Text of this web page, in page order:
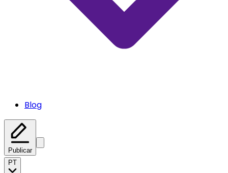
Blog
Publicar
PT